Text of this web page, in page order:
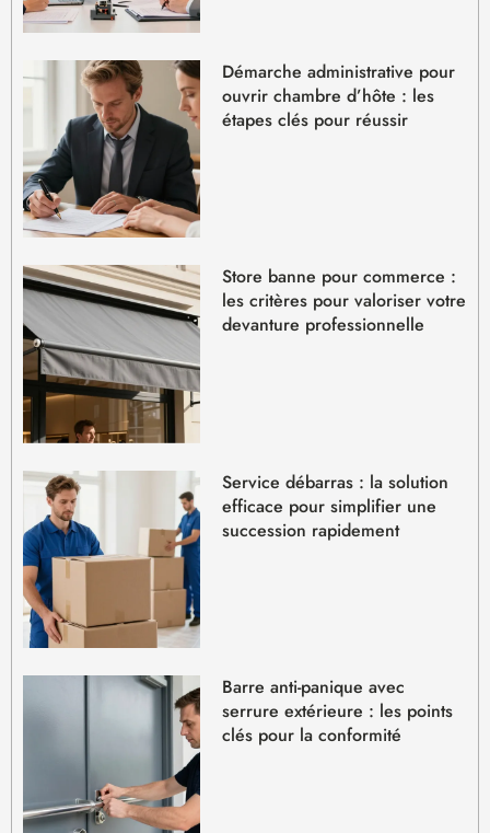
Démarche administrative pour
ouvrir chambre d’hôte : les
étapes clés pour réussir
Store banne pour commerce :
les critères pour valoriser votre
devanture professionnelle
Service débarras : la solution
efficace pour simplifier une
succession rapidement
Barre anti-panique avec
serrure extérieure : les points
clés pour la conformité